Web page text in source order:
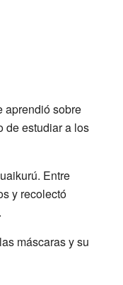
aprendió sobre
de estudiar a los
Entre
y recolectó
máscaras y su